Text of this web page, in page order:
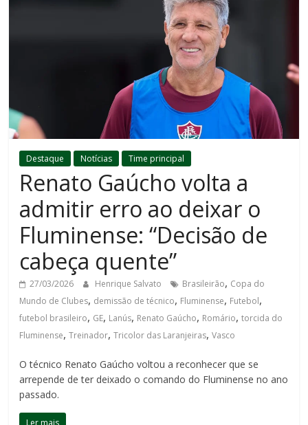
Destaque Notícias Time principal
Renato Gaúcho volta a
admitir erro ao deixar o
Fluminense: “Decisão de
cabeça quente”
27/03/2026 Henrique Salvato Brasileirão, Copa do
Mundo de Clubes, demissão de técnico, Fluminense, Futebol,
futebol brasileiro, GE, Lanús, Renato Gaúcho, Romário,torcida do
Fluminense,Treinador,Tricolor das Laranjeiras,Vasco
O técnico Renato Gaúcho voltou a reconhecer que se
arrepende de ter deixado o comando do Fluminense no ano
passado.